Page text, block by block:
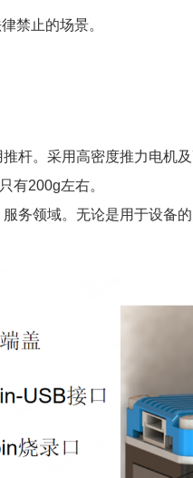
禁止的场景。
杆。采用高密度推力电机
有200g左右。
务领域。无论是用于设备